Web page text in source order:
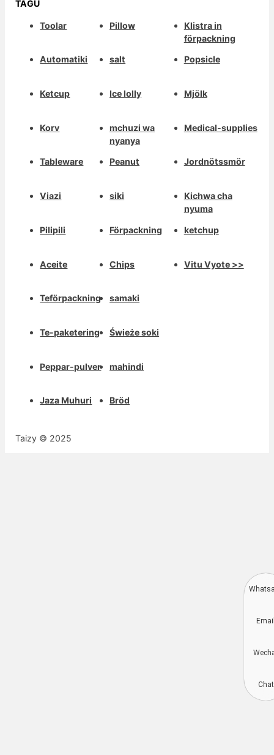
TAGU
Toolar
Automatiki
Ketcup
Korv
Tableware
Viazi
Pilipili
Aceite
Teförpackning
Te-paketering
Peppar-pulver
Jaza Muhuri
Pillow
salt
Ice lolly
mchuzi wa
nyanya
Peanut
siki
Förpackning
Chips
samaki
Świeże soki
mahindi
Bröd
Klistra in
förpackning
Popsicle
Mjölk
Medical-supplies
Jordnötssmör
Kichwa cha
nyuma
ketchup
Vitu Vyote >>
Taizy © 2025
Chat